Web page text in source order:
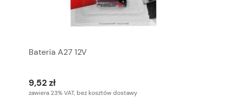
Bateria A27 12V
9,52 zł
zawiera 23% VAT, bez kosztów dostawy